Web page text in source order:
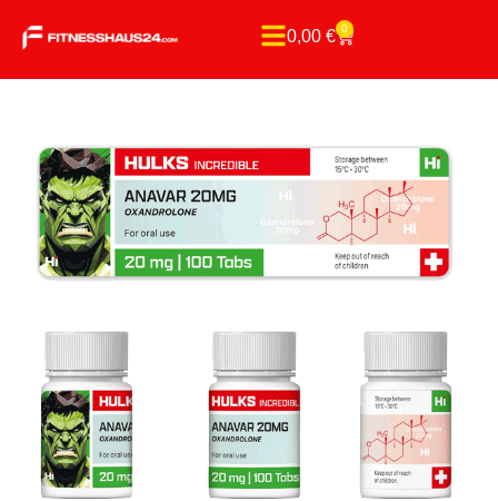
0,00 € 0